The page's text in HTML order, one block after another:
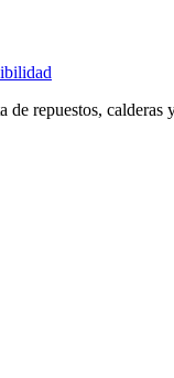
de repuestos,